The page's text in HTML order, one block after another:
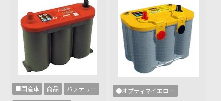
■国産車 商品 バッテリー ●オプティマイエロー